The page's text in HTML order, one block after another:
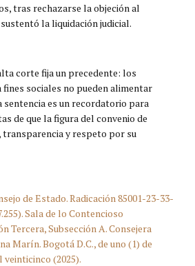
tras rechazarse la objeción al
la liquidación judicial.
corte fija un precedente: los
sociales no pueden alimentar
sentencia es un recordatorio para
de que la figura del convenio de
transparencia y respeto por su
de Estado. Radicación 85001-23-33-
Sala de lo Contencioso
Tercera, Subsección A. Consejera
Marín. Bogotá D.C., de uno (1) de
(2025).